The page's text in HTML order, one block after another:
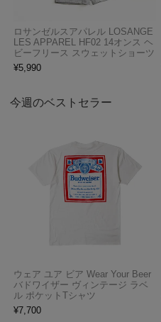
ロサンゼルスアパレル LOSANGE
LES APPAREL HF02 14オンス ヘ
ビーフリース スウェットショーツ
¥5,990
今週のベストセラー
ウェア ユア ビア Wear Your Beer
バドワイザー ヴィンテージ ラベ
ル ポケットTシャツ
¥7,700